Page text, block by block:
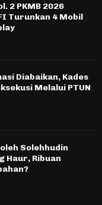
2 PKMB 2026
Turunkan 4 Mobil
Diabaikan, Kades
Melalui PTUN
Solehhudin
Haur, Ribuan